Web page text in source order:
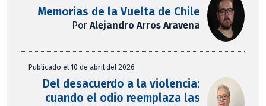
Memorias de la Vuelta de Chile
PorAlejandro Arros Aravena
Publicado el 10 de abril del 2026
Del desacuerdo a la violencia:
cuando el odio reemplaza las